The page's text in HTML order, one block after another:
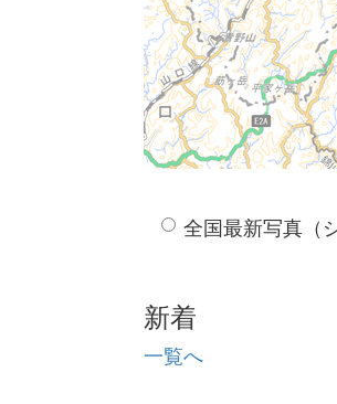
全国最新写真（
新着
一覧へ